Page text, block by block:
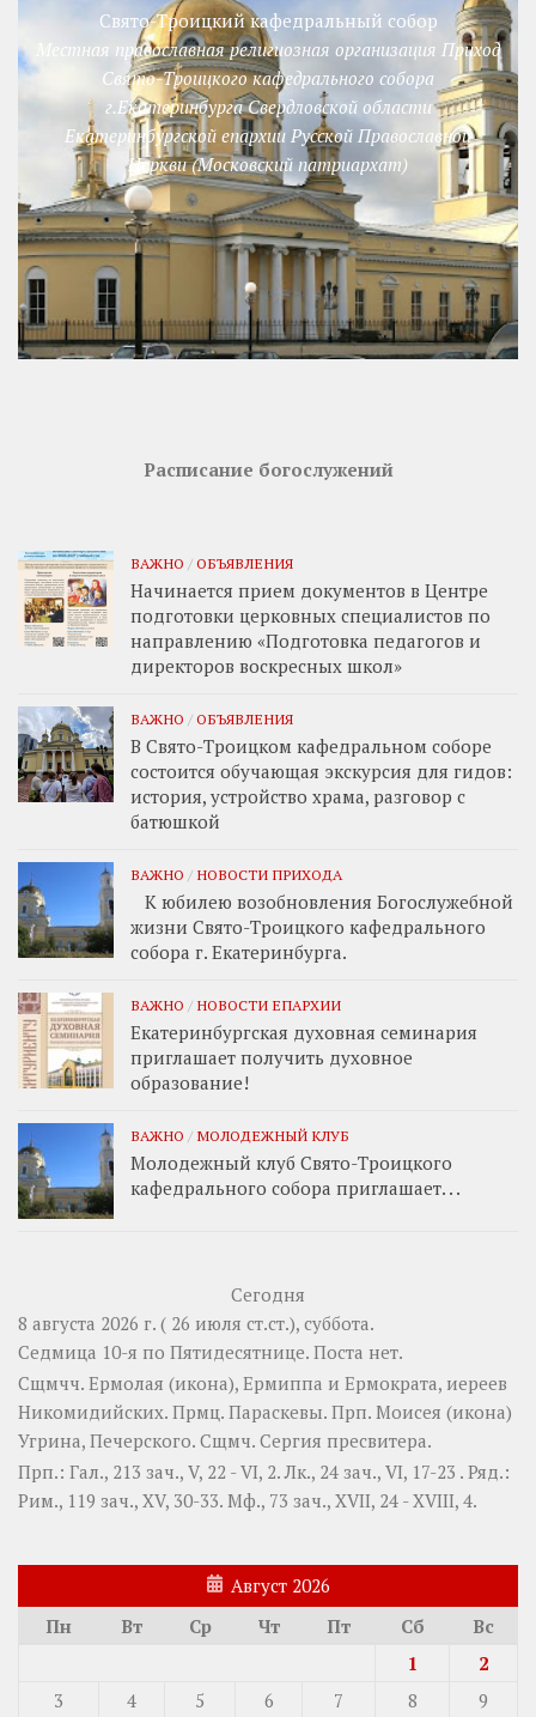
Свято-Троицкий кафедральный собор
Местная православная религиозная организация Приход
Свято-Троицкого кафедрального собора
г.Екатеринбурга Свердловской области
Екатеринбургской епархии Русской Православной
Церкви (Московский патриархат)
Расписание богослужений
ВАЖНО / ОБЪЯВЛЕНИЯ
Начинается прием документов в Центре
подготовки церковных специалистов по
направлению «Подготовка педагогов и
директоров воскресных школ»
ВАЖНО / ОБЪЯВЛЕНИЯ
В Свято-Троицком кафедральном соборе
состоится обучающая экскурсия для гидов:
история, устройство храма, разговор с
батюшкой
ВАЖНО / НОВОСТИ ПРИХОДА
К юбилею возобновления Богослужебной
жизни Свято-Троицкого кафедрального
собора г. Екатеринбурга.
ВАЖНО / НОВОСТИ ЕПАРХИИ
Екатеринбургская духовная семинария
приглашает получить духовное
образование!
ВАЖНО / МОЛОДЕЖНЫЙ КЛУБ
Молодежный клуб Свято-Троицкого
кафедрального собора приглашает. . .
Сегодня
8 августа 2026 г. ( 26 июля ст.ст.), суббота.
Седмица 10-я по Пятидесятнице. Поста нет.
Сщмчч. Ермолая (икона), Ермиппа и Ермократа, иереев
Никомидийских. Прмц. Параскевы. Прп. Моисея (икона)
Угрина, Печерского. Сщмч. Сергия пресвитера.
Прп.: Гал., 213 зач., V, 22 - VI, 2. Лк., 24 зач., VI, 17-23 . Ряд.:
Рим., 119 зач., XV, 30-33. Мф., 73 зач., XVII, 24 - XVIII, 4.
Август 2026
Пн
Вт Ср Чт Пт Сб
Вс
1
2
3
4 5 6 7 8
9